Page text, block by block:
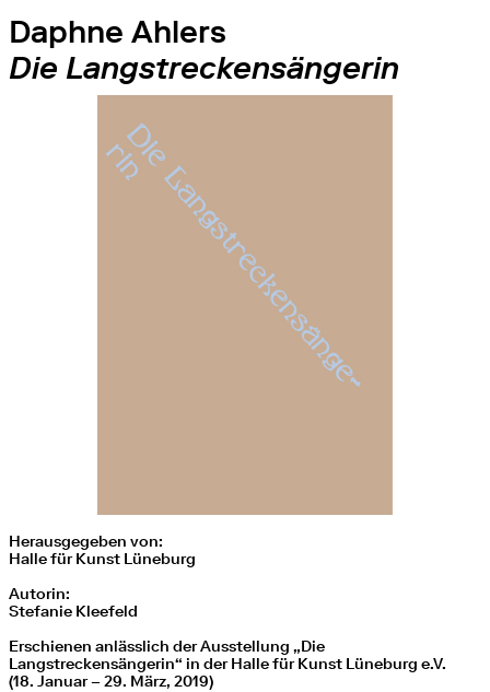
Daphne Ahlers
Die Langstreckensängerin
Herausgegeben von:
Halle für Kunst Lüneburg
Autorin:
Stefanie Kleefeld
Erschienen anlässlich der Ausstellung „Die
Langstreckensängerin“ in der Halle für Kunst Lüneburg e.V.
(18. Januar – 29. März, 2019)